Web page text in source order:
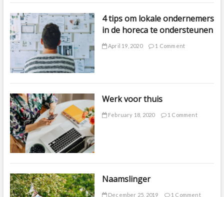
4 tips om lokale ondernemers
in de horeca te ondersteunen
April 19, 2020 1 Comment
Werk voor thuis
February 18, 2020 1 Comment
Naamslinger
December 25, 2019 1 Comment